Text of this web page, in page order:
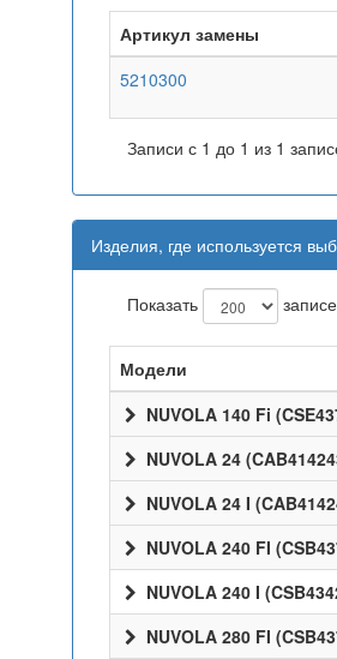
Артикул замены
5210300
Записи с 1 до 1 из 1
Изделия, где используется
Показать
Модели
NUVOLA 140 Fi
NUVOLA 24
NUVOLA 24 I
NUVOLA 240 FI
NUVOLA 240 I
NUVOLA 280 FI